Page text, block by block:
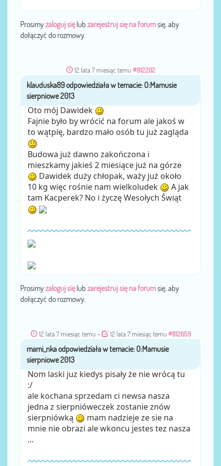
Prosimyzaloguj sięlub zarejestruj się na forumsię, aby
dołączyć do rozmowy.
12 lata 7 miesiąc temu #812202
przezklauduska89
Oto mój Dawidek
Fajnie było by wrócić na forum ale jakoś w
to wątpię, bardzo mało osób tu już zagląda
Budowa już dawno zakończona i
mieszkamy jakieś 2 miesiące już na górze
Dawidek duży chłopak, waży już około
10 kg więc rośnie nam wielkoludek
A jak
tam Kacperek? No i życzę Wesołych Świąt
Prosimyzaloguj sięlub zarejestruj się na forumsię, aby
dołączyć do rozmowy.
12 lata 7 miesiąc temu - 12 lata 7 miesiąc temu #812659
przezmami_nka
Nom laski juz kiedys pisały że nie wrócą tu
:/
ale kochana sprzedam ci newsa nasza
jedna z sierpnióweczek zostanie znów
sierpniówką
mam nadzieje ze sie na
mnie nie obrazi ale wkoncu jestes tez nasza
...